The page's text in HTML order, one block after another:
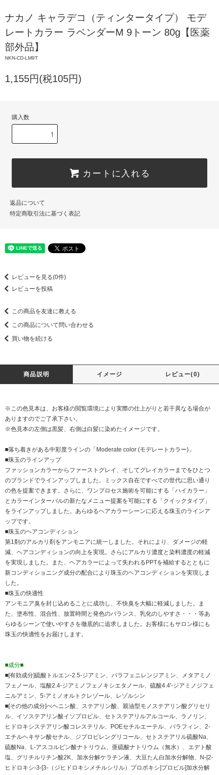
ナカノ キャラデコ（ティンタータイプ） モデ
レートカラー ラベンダーM 9トーン 80g【医薬
部外品】
NKN-CD-LM9T
1,155円(税105円)
購入数
カートに入れる
返品について
特定商取引法に基づく表記
レビューを見る(0件)
レビューを投稿
この商品を友達に教える
この商品について問い合わせる
買い物を続ける
商品説明 イメージ レビュー(0)
※この色見本は、お客様の閲覧環境により実際の仕上がりと若干異なる場合が
ありますのでご了承下さい。
※色見本の左側は黒髪、右側は白髪に染めたイメージです。
■落ち着きがある中彩度ラインの「Moderate color (モデレートカラー)」
■珠玉のラインアップ
ファッションカラーからファーストグレイ、そしてグレイカラーまでをひとつ
のブランドでラインアップしました。ミックス自在ですべての世代に思い通り
の色を提案できます。さらに、ワンプロセス施術を可能にする「ハイカラー」
とカラーインターバルの新たなメニュー提案を可能にする「クイックタイプ」
をラインアップしました。あらゆるヘアカラーシーンに応える珠玉のラインア
ップです。
■珠玉のヘアコンディション
第1剤のアルカリ剤をアンモニアに統一しました。それにより、ダメージの軽
減、ヘアコンディションの向上を実現。さらにアルカリ濃度と染料濃度の軽減
を実現しました。また、ヘアカラーによって失われるPPTを補給するとともに
新コンディショニング成分の配合により珠玉のヘアコンディションを実現しま
した。
■珠玉の快適性
アンモニア臭を封じ込めることに成功し、不快臭を大幅に軽減しました。ま
た、塗布性、混合性、放置時間と発色のバランス、乳化のしやすさ・・・等あ
らゆるシーンで使いやすさを徹底的に追求しました。お客様にもサロン様にも
珠玉の快適性をお届けします。
■成分■
■[有効成分]硫酸トルエン-2.5-ジアミン、パラフェニレンジアミン、メタアミノ
フェノール、塩酸2.4-ジアミノフェノキシエタノール、硫酸4.4'-ジアミノジフェ
ニルアミン、5-アミノオルトクレゾール、レゾルシン
■[その他の成分]べヘニン酸、ステアリン酸、親油型モノステアリン酸グリセリ
ル、イソステアリン酸イソプロピル、セトステアリルアルコール、ラノリン、
ヒドロキシステアリン酸コレステリル、POEセチルエーテル、パラフィン、2-
エチルヘキサン酸セチル、ジプロピレングリコール、セトステアリル硫酸Na、
硫酸Na、L-アスコルビン酸ナトリウム、亜硫酸ナトリウム（無水）、エデト酸
塩、グリチルリチン酸2K、加水分解ケラチン液、大豆たん白加水分解物、N-[2-
ヒドロキシ-3-[3-（ジヒドロキシメチルシリル）プロポキシ]プロピル]加水分解